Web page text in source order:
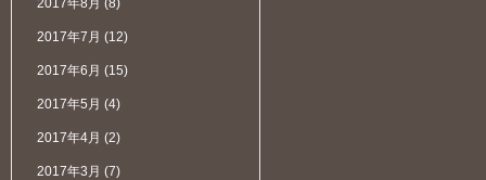
2017年8月 (8)
2017年7月 (12)
2017年6月 (15)
2017年5月 (4)
2017年4月 (2)
2017年3月 (7)